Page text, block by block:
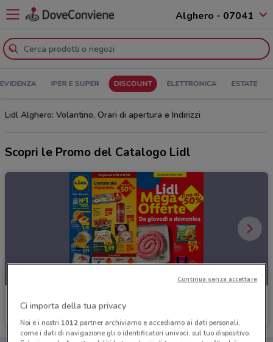
Alghero - 07041
IPER E SUPER DISCOUNT ELETTRONICA ESTATE
Lidl Alghero: Volantino, Orari di apertura e Indirizzi
Scopri le Promo del Catalogo Lidl
Ci importa della tua privacy
Noi e i nostri 1012partner archiviamo e accediamo ai dati personali,
come i dati di navigazione gli o identificatori univoci, sul tuo dispositivo.
Continua senza accettare